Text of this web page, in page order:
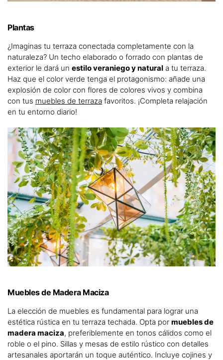
Plantas
¿Imaginas tu terraza conectada completamente con la
naturaleza? Un techo elaborado o forrado con plantas de
exterior le dará un estilo veraniego y natural a tu terraza.
Haz que el color verde tenga el protagonismo: añade una
explosión de color con flores de colores vivos y combina
con tus muebles de terraza favoritos. ¡Completa relajación
en tu entorno diario!
Muebles de Madera Maciza
La elección de muebles es fundamental para lograr una
estética rústica en tu terraza techada. Opta por muebles de
madera maciza, preferiblemente en tonos cálidos como el
roble o el pino. Sillas y mesas de estilo rústico con detalles
artesanales aportarán un toque auténtico. Incluye cojines y